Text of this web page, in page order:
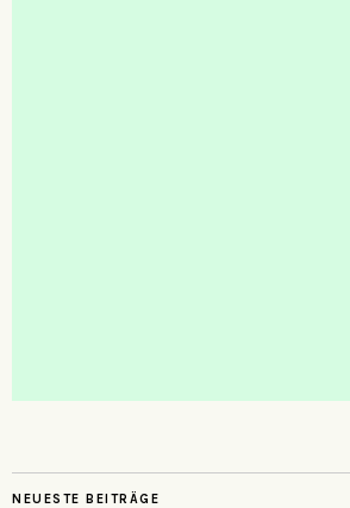
NEUESTE BEITRÄGE